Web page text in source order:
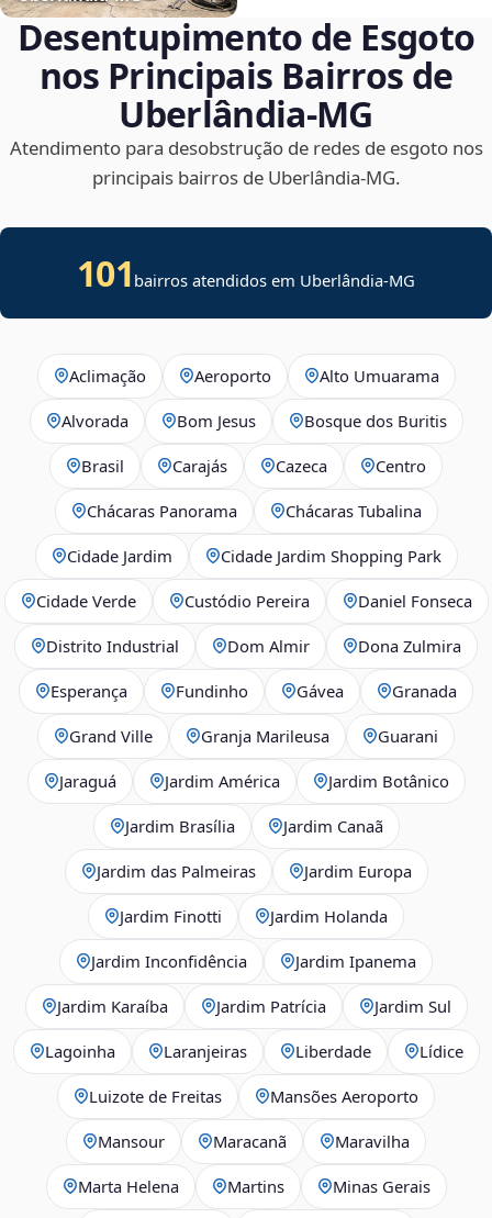
Desentupimento de Esgoto
nos Principais Bairros de
Uberlândia‑MG
Atendimento para desobstrução de redes de esgoto nos
principais bairros de Uberlândia‑MG.
101 bairros atendidos em Uberlândia-MG
Aclimação Aeroporto Alto Umuarama
Alvorada Bom Jesus Bosque dos Buritis
Brasil Carajás Cazeca Centro
Chácaras Panorama Chácaras Tubalina
Cidade Jardim Cidade Jardim Shopping Park
Cidade Verde Custódio Pereira Daniel Fonseca
Distrito Industrial Dom Almir Dona Zulmira
Esperança Fundinho Gávea Granada
Grand Ville Granja Marileusa Guarani
Jaraguá Jardim América Jardim Botânico
Jardim Brasília Jardim Canaã
Jardim das Palmeiras Jardim Europa
Jardim Finotti Jardim Holanda
Jardim Inconfidência Jardim Ipanema
Jardim Karaíba Jardim Patrícia Jardim Sul
Lagoinha Laranjeiras Liberdade Lídice
Luizote de Freitas Mansões Aeroporto
Mansour Maracanã Maravilha
Marta Helena Martins Minas Gerais